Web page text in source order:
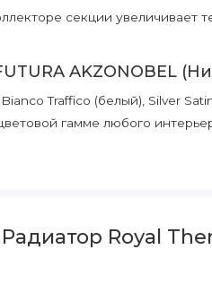
секции увеличивает
AKZONOBEL
Traffico (белый), Silver
гамме любого
чистого
Royal